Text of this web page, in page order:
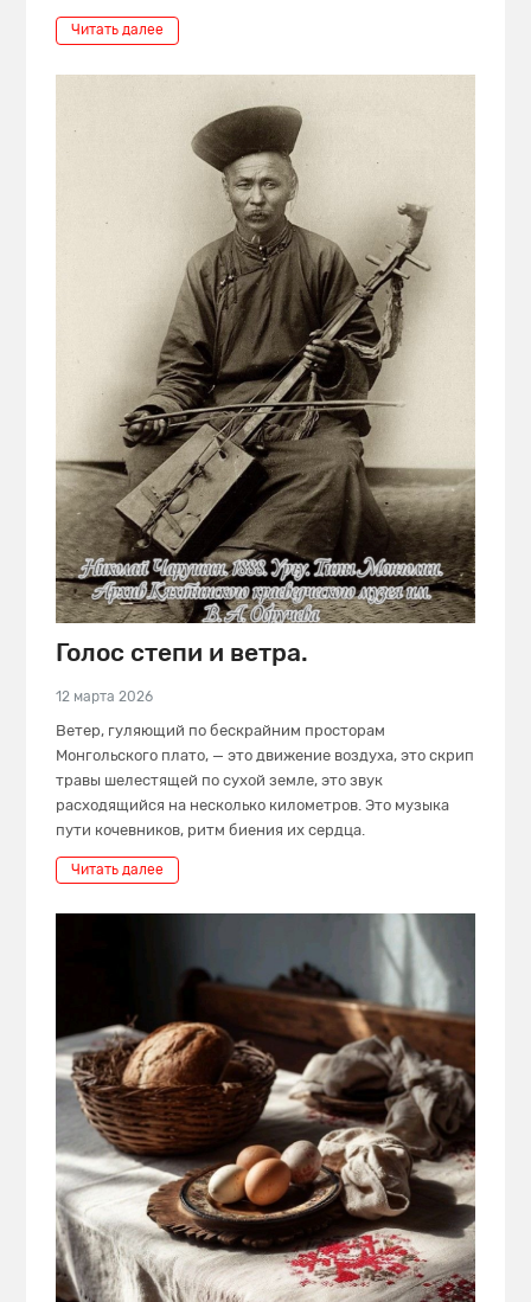
Читать далее
Голос степи и ветра.
12 марта 2026
Ветер, гуляющий по бескрайним просторам
Монгольского плато, — это движение воздуха, это скрип
травы шелестящей по сухой земле, это звук
расходящийся на несколько километров. Это музыка
пути кочевников, ритм биения их сердца.
Читать далее